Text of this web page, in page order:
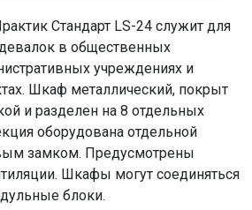
Стандарт LS-24 служит для
в общественных
учреждениях и
Шкаф металлический, покрыт
и разделен на 8 отдельных
оборудована отдельной
замком. Предусмотрены
Шкафы могут соединяться
блоки.